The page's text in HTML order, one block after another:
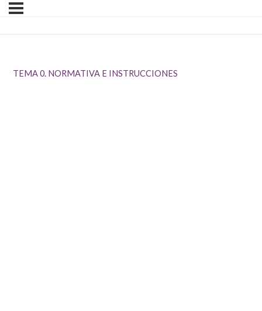
TEMA 0. NORMATIVA E INSTRUCCIONES